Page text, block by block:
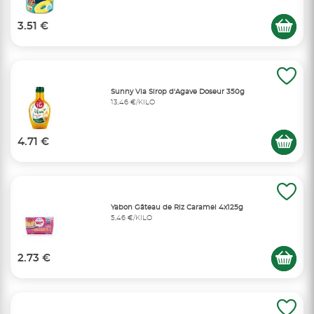
3.51 €
Sunny Via Sirop d'Agave Doseur 350g
13,46 €/KILO
4.71 €
Yabon Gâteau de Riz Caramel 4x125g
5,46 €/KILO
2.73 €